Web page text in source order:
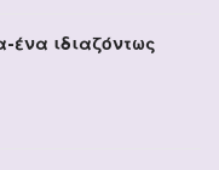
ένα ιδιαζόντως